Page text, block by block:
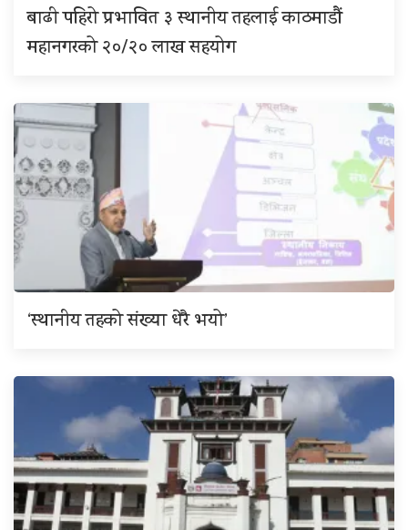
बाढी पहिरो प्रभावित ३ स्थानीय तहलाई काठमाडौं
महानगरको २०/२० लाख सहयोग
‘स्थानीय तहको संख्या धेरै भयो’